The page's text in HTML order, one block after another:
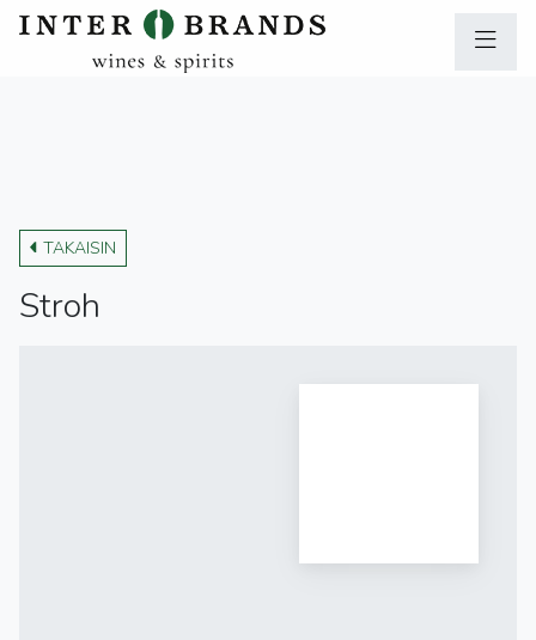
TAKAISIN
Stroh